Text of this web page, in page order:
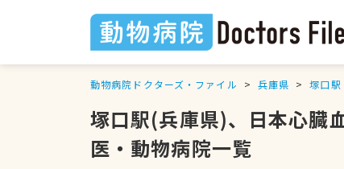
動物病院ドクターズ・ファイル 兵庫県 塚口駅
塚口駅(兵庫県)、日本心臓
医・動物病院一覧